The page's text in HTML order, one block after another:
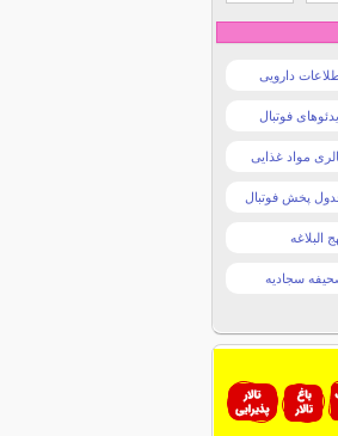
دارویی
فوتبال
مواد غذایی
پخش فوتبال
البلاغه
سجادیه